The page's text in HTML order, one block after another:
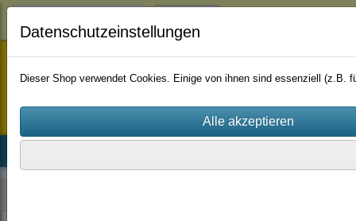
staufenbiel-berlin
Datenschutzeinstellungen
Dieser Shop verwendet Cookies. Einige von ihnen sind essenziell (z.B.